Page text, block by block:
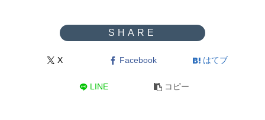
X Facebook はてブ
LINE コピー